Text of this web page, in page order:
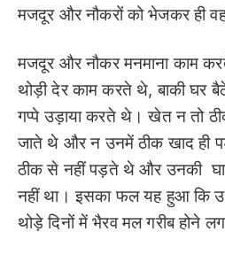
मजदूर और नौकरों को भेजकर ही
मजदूर और नौकर मनमाना काम
थोड़ी देर काम करते थे, बाकी घर
गप्पे उड़ाया करते थे। खेत न तो
जाते थे और न उनमें ठीक खाद ही
ठीक से नहीं पड़ते थे और उनकी
नहीं था। इसका फल यह हुआ कि
थोड़े दिनों में भैरव मल गरीब होने